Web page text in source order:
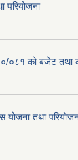
०८१ को बजेट तथा
योजना तथा